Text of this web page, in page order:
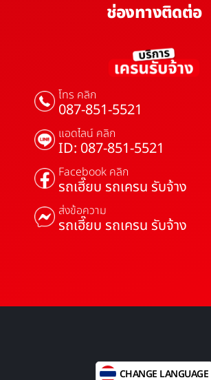
ช่องทางติดต่อ
โทร คลิก
087-851-5521
แอดไลน์ คลิก
ID: 087-851-5521
Facebook คลิก
รถเฮี๊ยบ รถเครน รับจ้าง
ส่งข้อความ
รถเฮี๊ยบ รถเครน รับจ้าง
CHANGE LANGUAGE